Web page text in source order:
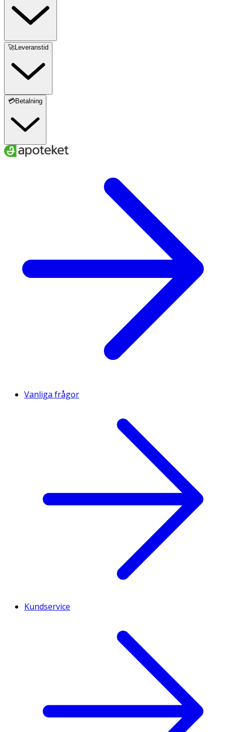
🚀Leveranstid
💳Betalning
Vanliga frågor
Kundservice